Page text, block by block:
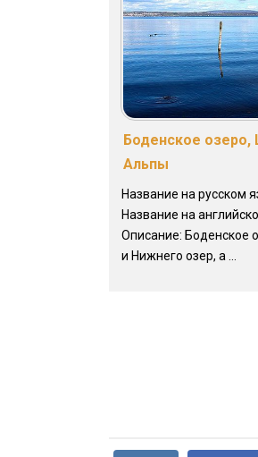
Боденское озеро,
Альпы
Название на русском
Название на
Описание: Боденское
и Нижнего озер, а ...